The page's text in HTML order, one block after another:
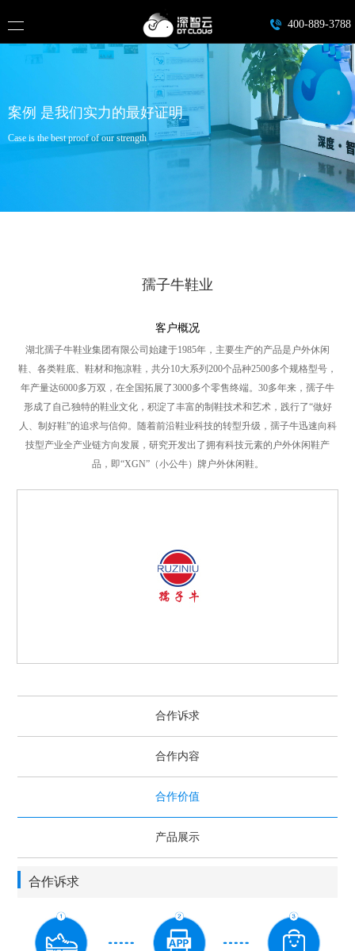
400-889-3788
案例 是我们实力的最好证明
Case is the best proof of our strength
孺子牛鞋业
客户概况
湖北孺子牛鞋业集团有限公司始建于1985年，主要生产的产品是户外休闲
鞋、各类鞋底、鞋材和拖凉鞋，共分10大系列200个品种2500多个规格型号，
年产量达6000多万双，在全国拓展了3000多个零售终端。30多年来，孺子牛
形成了自己独特的鞋业文化，积淀了丰富的制鞋技术和艺术，践行了“做好
人、制好鞋”的追求与信仰。随着前沿鞋业科技的转型升级，孺子牛迅速向科
技型产业全产业链方向发展，研究开发出了拥有科技元素的户外休闲鞋产
品，即“XGN”（小公牛）牌户外休闲鞋。
合作诉求
合作内容
合作价值
产品展示
合作诉求